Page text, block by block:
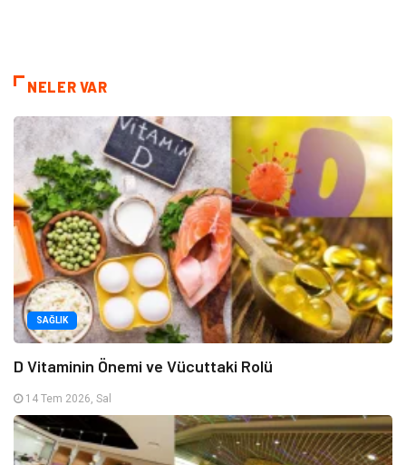
NELER VAR
SAĞLIK
D Vitaminin Önemi ve Vücuttaki Rolü
14 Tem 2026, Sal